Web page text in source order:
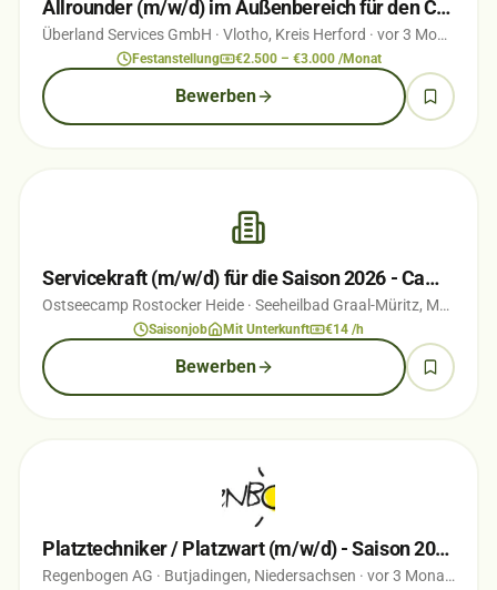
Allrounder (m/w/d) im Außenbereich für den Campingplatz ÜBERLAND Vlotho
Überland Services GmbH · Vlotho, Kreis Herford · vor 3 Monaten
Festanstellung €2.500 – €3.000 /Monat
Bewerben
Servicekraft (m/w/d) für die Saison 2026 - Campingplatz direkt an der Ostsee
Ostseecamp Rostocker Heide · Seeheilbad Graal-Müritz, Mecklenburg-Vorpommern
Saisonjob Mit Unterkunft €14 /h
Bewerben
Platztechniker / Platzwart (m/w/d) - Saison 2026
Regenbogen AG · Butjadingen, Niedersachsen · vor 3 Monaten